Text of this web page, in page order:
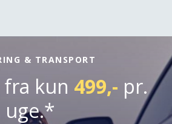
& TRANSPORT
kun 499,- pr.
uge.*